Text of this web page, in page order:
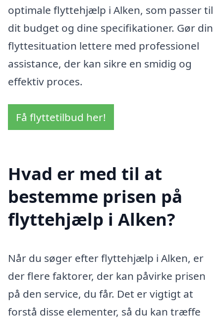
optimale flyttehjælp i Alken, som passer til
dit budget og dine specifikationer. Gør din
flyttesituation lettere med professionel
assistance, der kan sikre en smidig og
effektiv proces.
Få flyttetilbud her!
Hvad er med til at
bestemme prisen på
flyttehjælp i Alken?
Når du søger efter flyttehjælp i Alken, er
der flere faktorer, der kan påvirke prisen
på den service, du får. Det er vigtigt at
forstå disse elementer, så du kan træffe